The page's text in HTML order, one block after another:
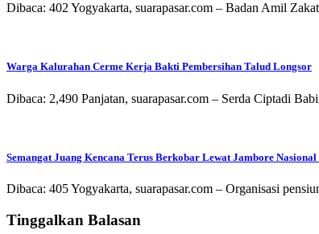
Dibaca: 402 Yogyakarta, suarapasar.com – Badan Amil
Warga Kalurahan Cerme Kerja Bakti Pembersihan Talud Longsor
Dibaca: 2,490 Panjatan, suarapasar.com – Serda Ciptadi
Semangat Juang Kencana Terus Berkobar Lewat Jambore
Dibaca: 405 Yogyakarta, suarapasar.com – Organisasi
Tinggalkan Balasan